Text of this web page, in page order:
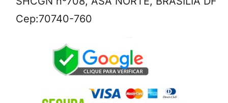
Cep:70740-760